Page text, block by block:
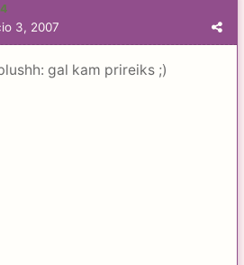
3, 2007
gal kam prireiks ;)